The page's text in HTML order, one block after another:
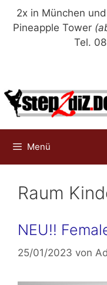
Zum
Inhalt
2x in München
Pineapple Tower
Tel.
Menü
Raum
NEU!!
25/01/2023 von